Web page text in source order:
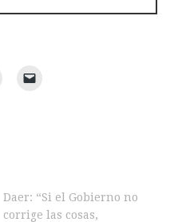
Daer: “Si el Gobierno no
corrige las cosas,